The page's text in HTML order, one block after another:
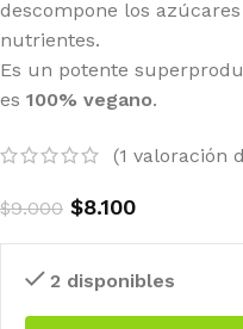
descompone los
nutrientes.
Es un potente
es 100% vegano.
(1 valoración
$9.000 $8.100
2 disponibles